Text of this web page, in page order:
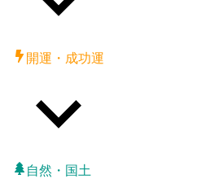
開運・成功運
自然・国土